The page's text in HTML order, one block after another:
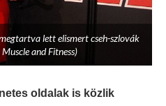
lett elismert cseh-szlovák
and Fitness)
oldalak is közlik